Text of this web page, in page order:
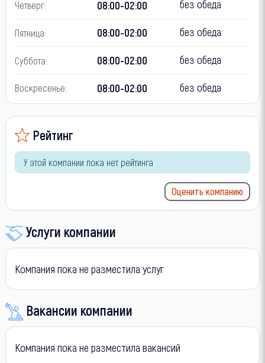
Четверг: 08:00-02:00 без обеда
Пятница: 08:00-02:00 без обеда
Суббота: 08:00-02:00 без обеда
Воскресенье: 08:00-02:00 без обеда
Рейтинг
У этой компании пока нет рейтинга
Оценить компанию
Услуги компании
Компания пока не разместила услуг
Вакансии компании
Компания пока не разместила вакансий